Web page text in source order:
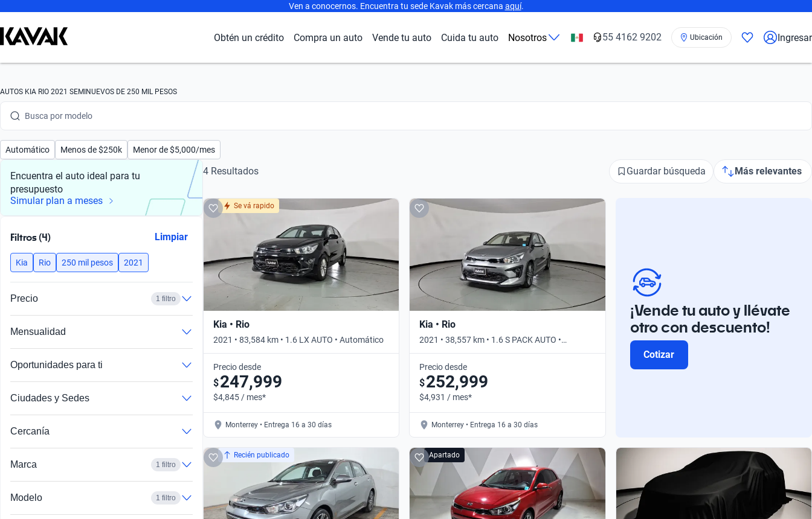
Ven a conocernos. Encuentra tu sede Kavak más cercana aquí.
Obtén un crédito Compra un auto Vende tu auto Cuida tu auto Nosotros 55 4162 9202 Ubicación Ingresar
AUTOS KIA RIO 2021 SEMINUEVOS DE 250 MIL PESOS
Busca por marca
Busca por modelo
Busca por versión
Busca por marca
Busca por año
Automático Menos de $250k Menor de $5,000/mes
Encuentra el auto ideal para tu
presupuesto
Simular plan a meses
Filtros (4) Limpiar
Kia Rio 250 mil pesos 2021
Precio 1 filtro
Mensualidad
Oportunidades para ti
Ciudades y Sedes
Cercanía
Marca 1 filtro
Modelo 1 filtro
4 Resultados Guardar búsqueda Más relevantes
Se vá rapido
Kia • Rio
2021 • 83,584 km • 1.6 LX AUTO • Automático
Precio desde
$247,999
$4,845 / mes*
Monterrey • Entrega 16 a 30 días
Kia • Rio
2021 • 38,557 km • 1.6 S PACK AUTO •
Automático
Precio desde
$252,999
$4,931 / mes*
Monterrey • Entrega 16 a 30 días
¡Vende tu auto y llévate
otro con descuento!
Cotizar
Recién publicado Apartado